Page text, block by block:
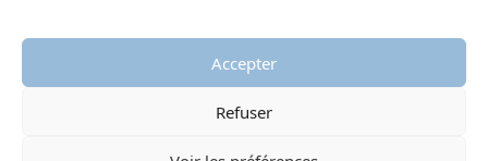
Accepter
Refuser
© 2026 Musée protestant